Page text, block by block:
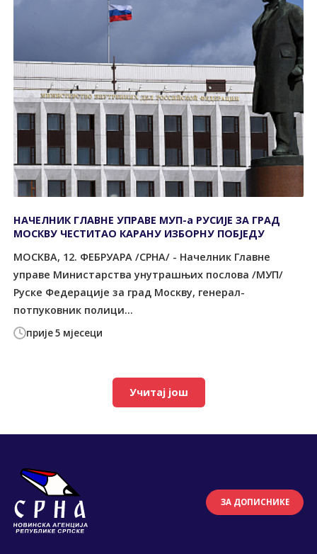
прије 5 мјесеци
НАЧЕЛНИК ГЛАВНЕ УПРАВЕ МУП-а РУСИЈЕ ЗА ГРАД
МОСКВУ ЧЕСТИТАО КАРАНУ ИЗБОРНУ ПОБЈЕДУ
МОСКВА, 12. ФЕБРУАРА /СРНА/ - Начелник Главне
управе Министарства унутрашњих послова /МУП/
Руске Федерације за град Москву, генерал-
потпуковник полици...
Учитај још
ЗА ДОПИСНИКЕ